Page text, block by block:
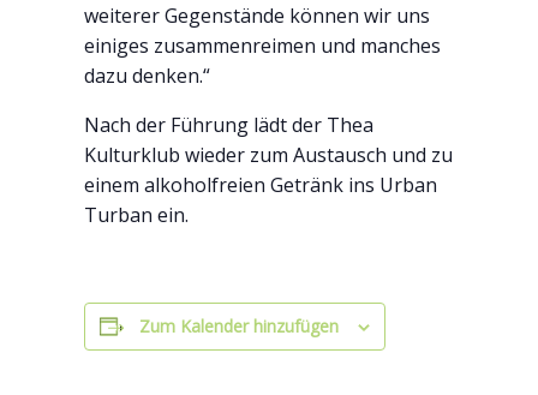
weiterer Gegenstände können wir uns
einiges zusammenreimen und manches
dazu denken.“
Nach der Führung lädt der Thea
Kulturklub wieder zum Austausch und zu
einem alkoholfreien Getränk ins Urban
Turban ein.
Zum Kalender hinzufügen